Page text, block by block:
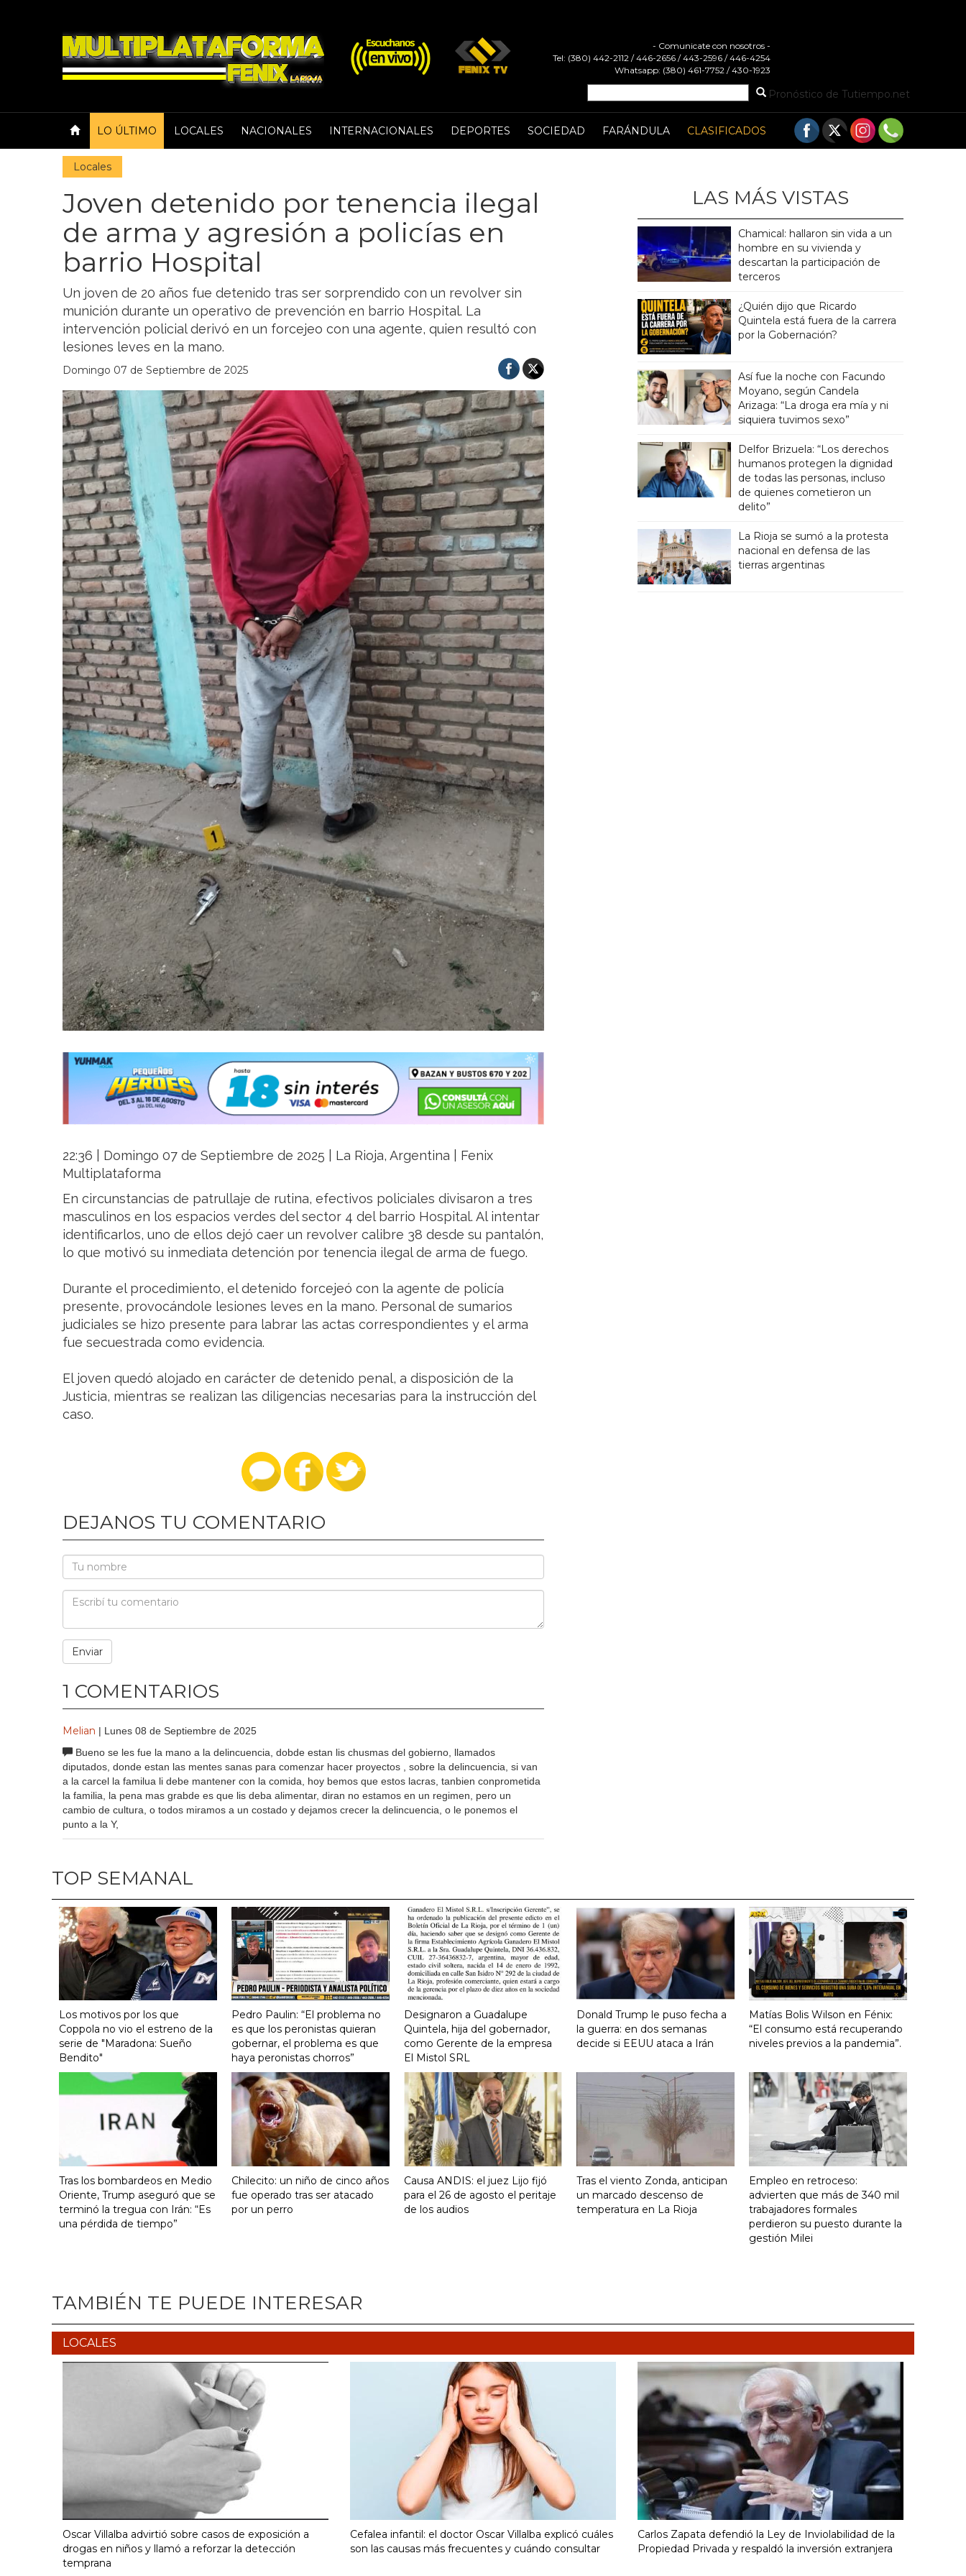
- Comunicate con nosotros -
Tel: (380) 442-2112 / 446-2656 / 443-2596 / 446-4254
Whatsapp: (380) 461-7752 / 430-1923
Pronóstico de Tutiempo.net
LO ÚLTIMO LOCALES NACIONALES INTERNACIONALES DEPORTES SOCIEDAD FARÁNDULA CLASIFICADOS
Locales
Joven detenido por tenencia ilegal
de arma y agresión a policías en
barrio Hospital
Un joven de 20 años fue detenido tras ser sorprendido con un revolver sin
munición durante un operativo de prevención en barrio Hospital. La
intervención policial derivó en un forcejeo con una agente, quien resultó con
lesiones leves en la mano.
Domingo 07 de Septiembre de 2025
22:36 | Domingo 07 de Septiembre de 2025 | La Rioja, Argentina | Fenix
Multiplataforma
En circunstancias de patrullaje de rutina, efectivos policiales divisaron a tres
masculinos en los espacios verdes del sector 4 del barrio Hospital. Al intentar
identificarlos, uno de ellos dejó caer un revolver calibre 38 desde su pantalón,
lo que motivó su inmediata detención por tenencia ilegal de arma de fuego.
Durante el procedimiento, el detenido forcejeó con la agente de policía
presente, provocándole lesiones leves en la mano. Personal de sumarios
judiciales se hizo presente para labrar las actas correspondientes y el arma
fue secuestrada como evidencia.
El joven quedó alojado en carácter de detenido penal, a disposición de la
Justicia, mientras se realizan las diligencias necesarias para la instrucción del
caso.
DEJANOS TU COMENTARIO
1 COMENTARIOS
Melian | Lunes 08 de Septiembre de 2025
Bueno se les fue la mano a la delincuencia, dobde estan lis chusmas del gobierno, llamados
diputados, donde estan las mentes sanas para comenzar hacer proyectos , sobre la delincuencia, si van
a la carcel la familua li debe mantener con la comida, hoy bemos que estos lacras, tanbien conprometida
la familia, la pena mas grabde es que lis deba alimentar, diran no estamos en un regimen, pero un
cambio de cultura, o todos miramos a un costado y dejamos crecer la delincuencia, o le ponemos el
punto a la Y,
LAS MÁS VISTAS
Chamical: hallaron sin vida a un
hombre en su vivienda y
descartan la participación de
terceros
¿Quién dijo que Ricardo
Quintela está fuera de la carrera
por la Gobernación?
Así fue la noche con Facundo
Moyano, según Candela
Arizaga: “La droga era mía y ni
siquiera tuvimos sexo”
Delfor Brizuela: “Los derechos
humanos protegen la dignidad
de todas las personas, incluso
de quienes cometieron un
delito”
La Rioja se sumó a la protesta
nacional en defensa de las
tierras argentinas
TOP SEMANAL
Los motivos por los que
Coppola no vio el estreno de la
serie de "Maradona: Sueño
Bendito"
Pedro Paulin: “El problema no
es que los peronistas quieran
gobernar, el problema es que
haya peronistas chorros”
Designaron a Guadalupe
Quintela, hija del gobernador,
como Gerente de la empresa
El Mistol SRL
Donald Trump le puso fecha a
la guerra: en dos semanas
decide si EEUU ataca a Irán
Matías Bolis Wilson en Fénix:
“El consumo está recuperando
niveles previos a la pandemia”.
Tras los bombardeos en Medio
Oriente, Trump aseguró que se
terminó la tregua con Irán: “Es
una pérdida de tiempo”
Chilecito: un niño de cinco años
fue operado tras ser atacado
por un perro
Causa ANDIS: el juez Lijo fijó
para el 26 de agosto el peritaje
de los audios
Tras el viento Zonda, anticipan
un marcado descenso de
temperatura en La Rioja
Empleo en retroceso:
advierten que más de 340 mil
trabajadores formales
perdieron su puesto durante la
gestión Milei
TAMBIÉN TE PUEDE INTERESAR
LOCALES
Oscar Villalba advirtió sobre casos de exposición a
drogas en niños y llamó a reforzar la detección
temprana
Cefalea infantil: el doctor Oscar Villalba explicó cuáles
son las causas más frecuentes y cuándo consultar
Carlos Zapata defendió la Ley de Inviolabilidad de la
Propiedad Privada y respaldó la inversión extranjera